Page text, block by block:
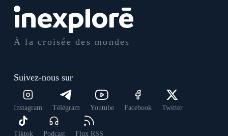
À la croisée des mondes
Suivez-nous sur
Instagram Télégram Youtube Facebook Twitter
Tiktok Podcast Flux RSS